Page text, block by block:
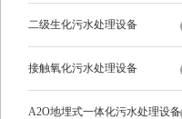
二级生化污水处理设备
接触氧化污水处理设备
A2O地埋式一体化污水处理设备